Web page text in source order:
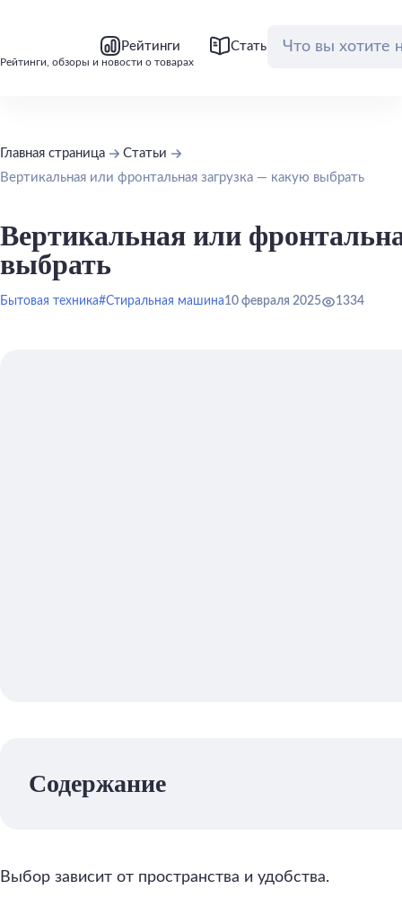
Рейтинги, обзоры и новости о товарах
Рейтинги Статьи Обзоры
Главная страница
Статьи
Вертикальная или фронтальная загрузка — какую выбрать
Вертикальная или
выбрать
Бытовая техника#Стиральная машина10 февраля 2025 1334
Содержание
Выбор зависит от пространства и удобства.